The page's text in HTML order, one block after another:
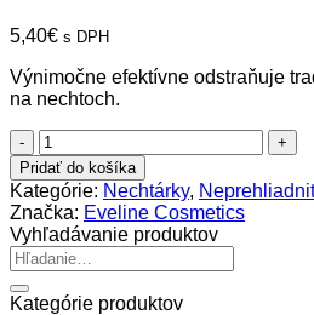
5,40€ s DPH
Výnimočne efektívne odstraňuje
na nechtoch.
množstvo
Eveline
Odlakovač
na
nechty
hybridný
s
acetónom
Pridať do košíka
Kategórie: Nechtárky,
Značka: Eveline Cosmetics
Vyhľadávanie produktov
Hľadať:
Kategórie produktov